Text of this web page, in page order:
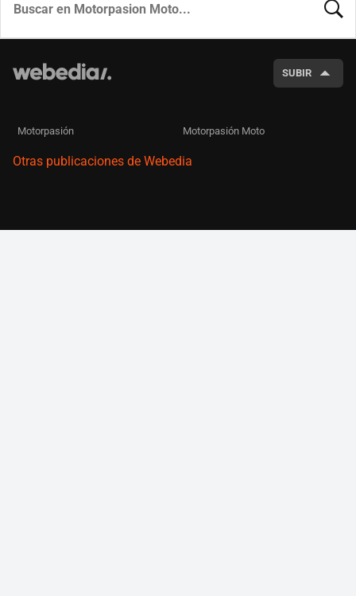
SUBIR
Motorpasión Motorpasión Moto
Otras publicaciones de Webedia